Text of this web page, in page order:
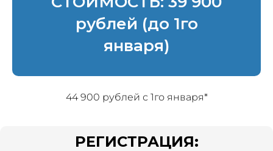
рублей (до 1го
января)
44 900 рублей с 1го января*
РЕГИСТРАЦИЯ: